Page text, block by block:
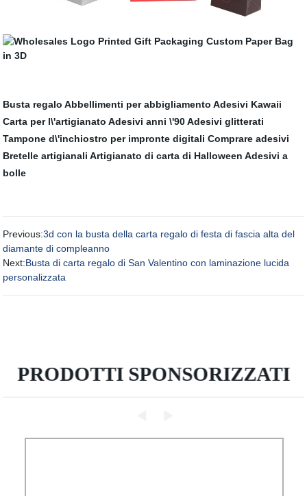
Busta regalo Abbellimenti per abbigliamento Adesivi Kawaii
Carta per l\'artigianato Adesivi anni \'90 Adesivi glitterati
Tampone d\'inchiostro per impronte digitali Comprare adesivi
Bretelle artigianali Artigianato di carta di Halloween Adesivi a
bolle
Previous:3d con la busta della carta regalo di festa di fascia alta del
diamante di compleanno
Next:Busta di carta regalo di San Valentino con laminazione lucida
personalizzata
PRODOTTI SPONSORIZZATI